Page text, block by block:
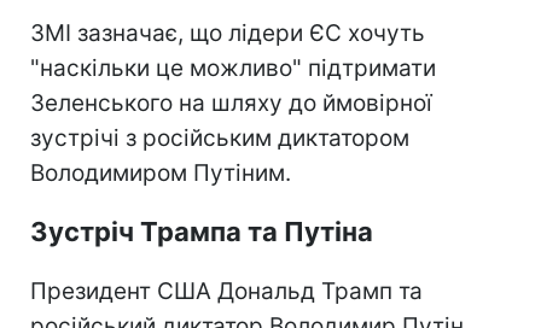
ЗМІ зазначає, що лідери ЄС хочуть
"наскільки це можливо" підтримати
Зеленського на шляху до ймовірної
зустрічі з російським диктатором
Володимиром Путіним.
Зустріч Трампа та Путіна
Президент США Дональд Трамп та